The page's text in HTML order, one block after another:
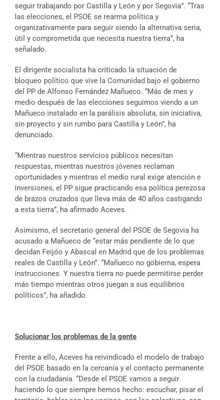
seguir trabajando por Castilla y León y por Segovia”. “Tras
las elecciones, el PSOE se rearma política y
organizativamente para seguir siendo la alternativa seria,
útil y comprometida que necesita nuestra tierra”, ha
señalado.
El dirigente socialista ha criticado la situación de
bloqueo político que vive la Comunidad bajo el gobierno
del PP de Alfonso Fernández Mañueco. “Más de mes y
medio después de las elecciones seguimos viendo a un
Mañueco instalado en la parálisis absoluta, sin iniciativa,
sin proyecto y sin rumbo para Castilla y León”, ha
denunciado.
“Mientras nuestros servicios públicos necesitan
respuestas, mientras nuestros jóvenes reclaman
oportunidades y mientras el medio rural exige atención e
inversiones, el PP sigue practicando esa política perezosa
de brazos cruzados que lleva más de 40 años castigando
a esta tierra”, ha afirmado Aceves.
Asimismo, el secretario general del PSOE de Segovia ha
acusado a Mañueco de “estar más pendiente de lo que
decidan Feijóo y Abascal en Madrid que de los problemas
reales de Castilla y León”. “Mañueco no gobierna, espera
instrucciones. Y nuestra tierra no puede permitirse perder
más tiempo mientras otros juegan a sus equilibrios
políticos”, ha añadido.
Solucionar los problemas de la gente
Frente a ello, Aceves ha reivindicado el modelo de trabajo
del PSOE basado en la cercanía y el contacto permanente
con la ciudadanía. “Desde el PSOE vamos a seguir
haciendo lo que siempre hemos hecho: escuchar, pisar el